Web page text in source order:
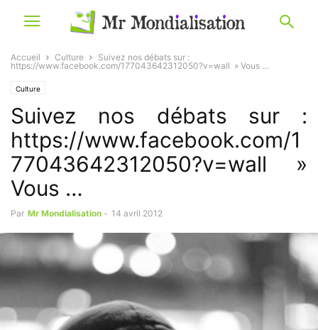
Accueil Culture
Suivez nos débats sur :
https://www.facebook.com/177043642312050?v=wall » Vous …
Culture
Suivez nos débats sur :
https://www.facebook.com/1
77043642312050?v=wall »
Vous …
Par Mr Mondialisation - 14 avril 2012